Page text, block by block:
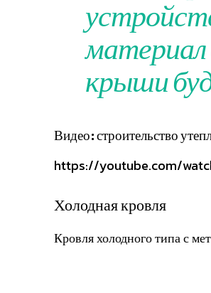
материал
крыши
Видео: строительство
https://youtube.com/
Холодная кровля
Кровля холодного типа с